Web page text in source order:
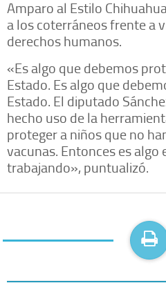
Amparo al Estilo
a los coterráneos frente a
derechos humanos.
«Es algo que debemos
Estado. Es algo que
Estado. El diputado
hecho uso de la
proteger a niños que no
vacunas. Entonces es
trabajando», puntualizó.